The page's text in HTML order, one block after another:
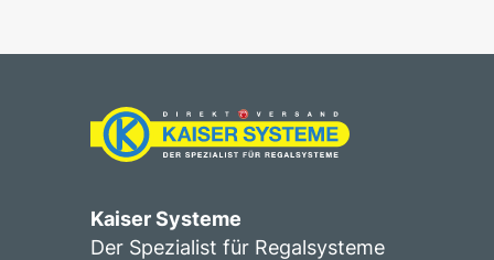
Kaiser Systeme
Der Spezialist für Regalsysteme